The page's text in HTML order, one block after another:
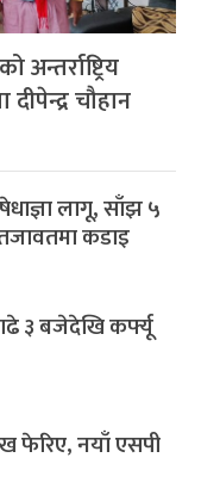
चौहान
लागू, साँझ ५
कडाइ
३ बजेदेखि कर्फ्यू
फेरिए, नयाँ एसपी